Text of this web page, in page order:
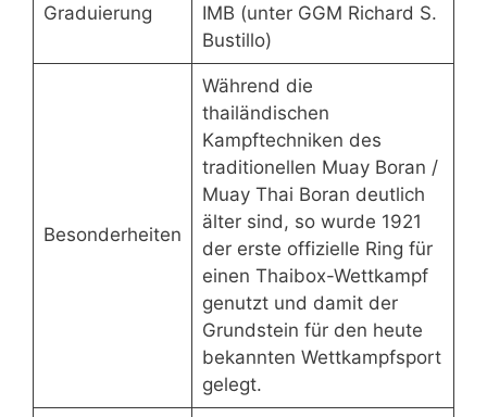
Graduierung
IMB (unter GGM Richard S.
Bustillo)
Besonderheiten
Während die
thailändischen
Kampftechniken des
traditionellen Muay Boran /
Muay Thai Boran deutlich
älter sind, so wurde 1921
der erste offizielle Ring für
einen Thaibox-Wettkampf
genutzt und damit der
Grundstein für den heute
bekannten Wettkampfsport
gelegt.